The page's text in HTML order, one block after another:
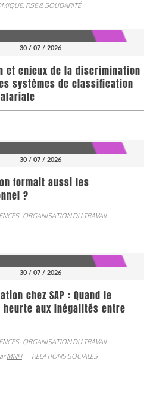
RSE & SOLIDARITÉ
30 / 07 / 2026
et enjeux de la discrimination
systèmes de classification
30 / 07 / 2026
formait aussi les
?
ORGANISATION DU TRAVAIL
30 / 07 / 2026
chez SAP : Quand le
aux inégalités entre
ORGANISATION DU TRAVAIL
MNH RELATIONS SOCIALES